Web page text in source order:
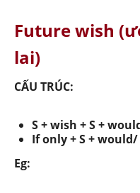
Future wish
lai)
CẤU TRÚC:
S + wish + S +
If only + S +
Eg: